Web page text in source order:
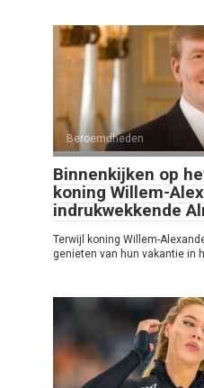
Beroemdheden
Binnenkijken op
koning Willem-
indrukwekkende
Terwijl koning Willem-
genieten van hun vakantie in